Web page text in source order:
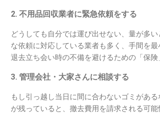
2. 不用品回収業者に緊急依頼をする
どうしても自分では運び出せない、量が多
な依頼に対応している業者も多く、手間を
退去立ち会い時の不備を避けるための「保
3. 管理会社・大家さんに相談する
もし引っ越し当日に間に合わないゴミがあ
が残っていると、撤去費用を請求される可